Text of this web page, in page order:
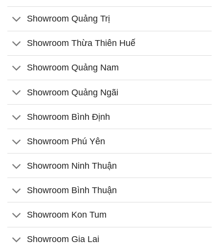
Showroom Quảng Trị
Showroom Thừa Thiên Huế
Showroom Quảng Nam
Showroom Quảng Ngãi
Showroom Bình Định
Showroom Phú Yên
Showroom Ninh Thuận
Showroom Bình Thuận
Showroom Kon Tum
Showroom Gia Lai